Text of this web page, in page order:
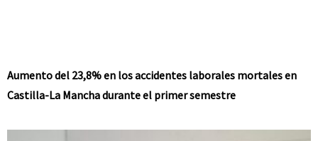
Aumento del 23,8% en los accidentes laborales mortales en
Castilla-La Mancha durante el primer semestre